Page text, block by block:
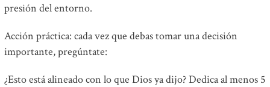
presión del entorno.
Acción práctica: cada vez que debas tomar una decisión
importante, pregúntate:
¿Esto está alineado con lo que Dios ya dijo? Dedica al menos 5